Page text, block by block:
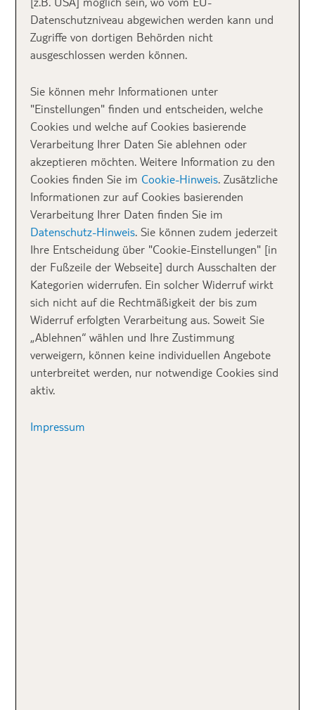
Hotelempfehlungen Kreta: Auf der Insel gibt es so
viele wunderschöne Hotels, dass sich wahrlich ein
genauerer Blick lohnt. Die wohl schönsten haben wir
für euch herausgesucht.
Inhalt
Hotelempfehlungen
Kreta Karte
Datenschutzniveau abgewichen werden kann und
Zugriffe von dortigen Behörden nicht
ausgeschlossen werden können.
Sie können mehr Informationen unter
"Einstellungen" finden und entscheiden, welche
Cookies und welche auf Cookies basierende
Verarbeitung Ihrer Daten Sie ablehnen oder
akzeptieren möchten. Weitere Information zu den
Cookies finden Sie im Cookie-Hinweis. Zusätzliche
Informationen zur auf Cookies basierenden
Verarbeitung Ihrer Daten finden Sie im
Datenschutz-Hinweis. Sie können zudem jederzeit
Ihre Entscheidung über "Cookie-Einstellungen" [in
der Fußzeile der Webseite] durch Ausschalten der
Kategorien widerrufen. Ein solcher Widerruf wirkt
sich nicht auf die Rechtmäßigkeit der bis zum
Widerruf erfolgten Verarbeitung aus. Soweit Sie
„Ablehnen“ wählen und Ihre Zustimmung
verweigern, können keine individuellen Angebote
unterbreitet werden, nur notwendige Cookies sind
aktiv.
Impressum